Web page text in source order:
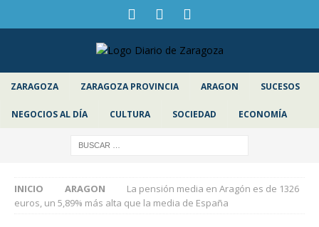
ZARAGOZA ZARAGOZA PROVINCIA ARAGON SUCESOS
NEGOCIOS AL DÍA CULTURA SOCIEDAD ECONOMÍA
INICIO ARAGON
La pensión media en Aragón es de 1326
euros, un 5,89% más alta que la media de España